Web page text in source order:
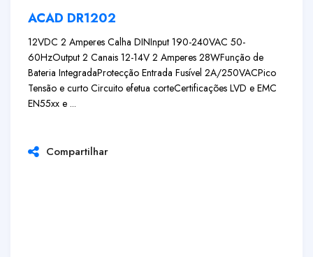
ACAD DR1202
12VDC 2 Amperes Calha DINInput 190-240VAC 50-
60HzOutput 2 Canais 12-14V 2 Amperes 28WFunção de
Bateria IntegradaProtecção Entrada Fusível 2A/250VACPico
Tensão e curto Circuito efetua corteCertificações LVD e EMC
EN55xx e ...
Compartilhar